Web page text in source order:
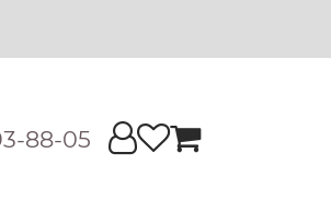
88-05